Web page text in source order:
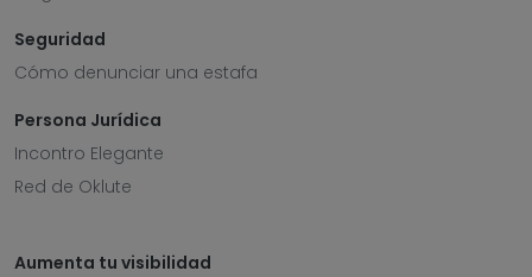
Seguridad
Cómo denunciar una estafa
Persona Jurídica
Incontro Elegante
Red de Oklute
Aumenta tu visibilidad